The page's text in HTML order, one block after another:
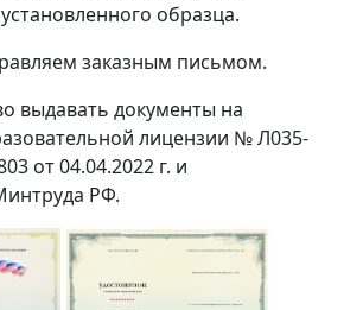
образца.
заказным письмом.
выдавать документы на
лицензии № Л035-
от 04.04.2022 г. и
РФ.